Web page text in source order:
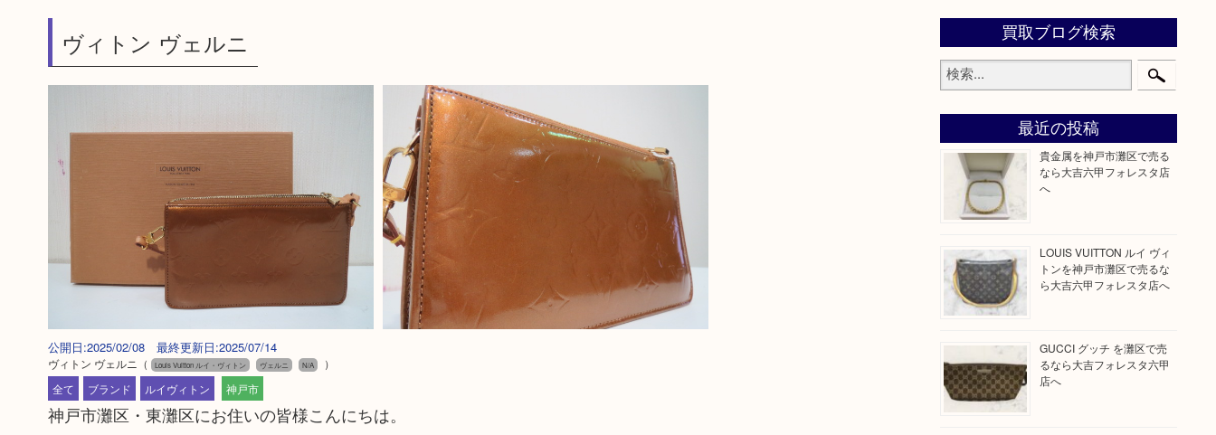
ヴィトン ヴェルニ
公開日:2025/02/08 最終更新日:2025/07/14
ヴィトン ヴェルニ （ Louis Vuitton ルイ・ヴィトン ヴェルニ N/A
）
全て
ブランド ルイヴィトン 神戸市
神戸市灘区・東灘区にお住いの皆様こんにちは。
買取ブログ検索
最近の投稿
貴金属を神戸市灘区で売る
なら大吉六甲フォレスタ店
へ
LOUIS VUITTON ルイ ヴィ
トンを神戸市灘区で売るな
ら大吉六甲フォレスタ店へ
GUCCI グッチ を灘区で売
るなら大吉フォレスタ六甲
店へ